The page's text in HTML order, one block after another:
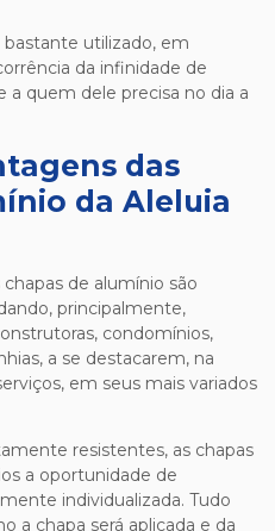
utilizado, em
da infinidade de
a quem dele precisa no dia a
das
da Aleluia
de alumínio são
principalmente,
condomínios,
a se destacarem, na
em seus mais variados
resistentes, as chapas
a oportunidade de
individualizada. Tudo
a chapa será aplicada e da